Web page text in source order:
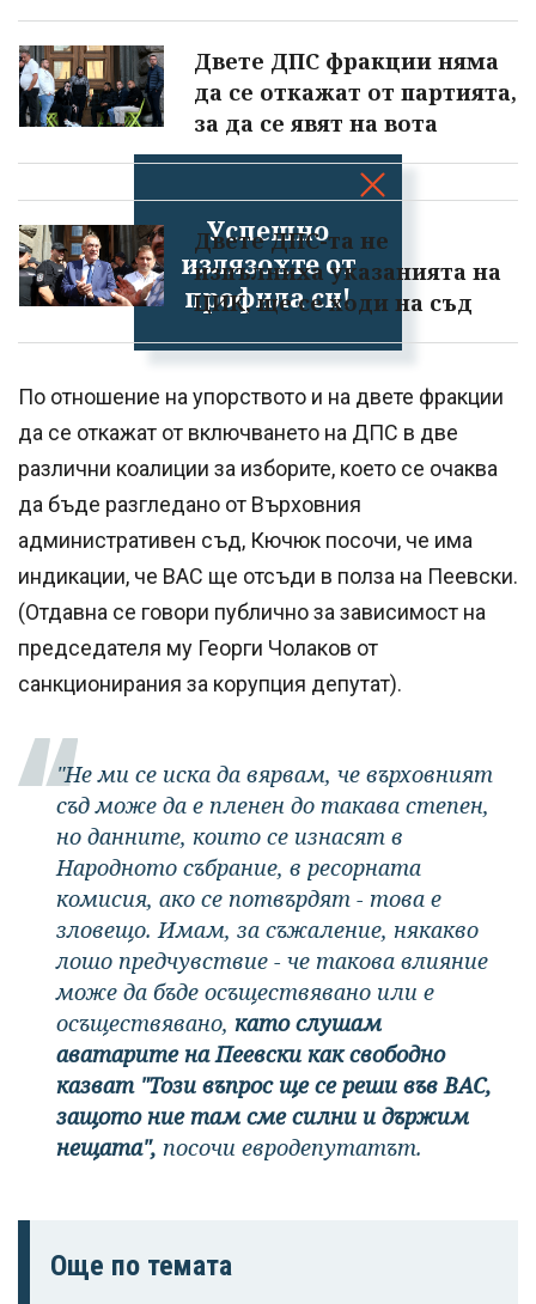
Успешно
излязохте от
профила си!
Двете ДПС фракции няма
да се откажат от партията,
за да се явят на вота
Двете ДПС-та не
изпълниха указанията на
ЦИК, ще се ходи на съд
По отношение на упорството и на двете фракции
да се откажат от включването на ДПС в две
различни коалиции за изборите, което се очаква
да бъде разгледано от Върховния
административен съд, Кючюк посочи, че има
индикации, че ВАС ще отсъди в полза на Пеевски.
(Отдавна се говори публично за зависимост на
председателя му Георги Чолаков от
санкционирания за корупция депутат).
"Не ми се иска да вярвам, че върховният
съд може да е пленен до такава степен,
но данните, които се изнасят в
Народното събрание, в ресорната
комисия, ако се потвърдят - това е
зловещо. Имам, за съжаление, някакво
лошо предчувствие - че такова влияние
може да бъде осъществявано или е
осъществявано, като слушам
аватарите на Пеевски как свободно
казват "Този въпрос ще се реши във ВАС,
защото ние там сме силни и държим
нещата", посочи евродепутатът.
Още по темата